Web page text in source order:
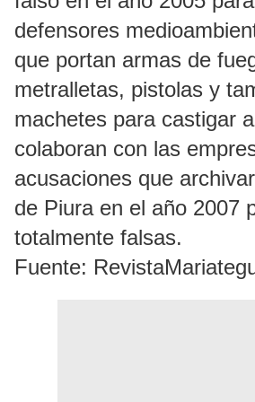
defensores
que portan armas de
metralletas, pistolas y
machetes para castigar
colaboran con las
acusaciones que
de Piura en el año 2007
totalmente falsas.
Fuente: